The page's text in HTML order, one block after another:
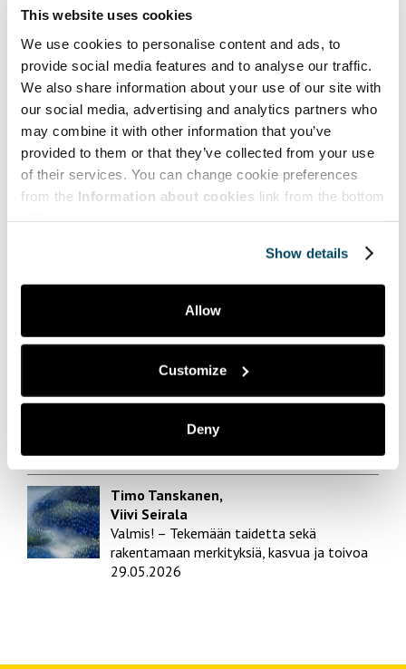
This website uses cookies
We use cookies to personalise content and ads, to
provide social media features and to analyse our traffic.
We also share information about your use of our site with
our social media, advertising and analytics partners who
may combine it with other information that you’ve
provided to them or that they’ve collected from your use
of their services. You can change cookie preferences
from the Information about cookies link from the bottom
Show details
Allow
Customize
Deny
Suosituimmat | Most popular
Dilukshi Soysa,
Tommy Lyons,
Johanna Berg
Melodic project promotes mental health
among young adults with cancer
Petri Lappalainen
Taiteilijaidentiteetin rakentuminen
Marja Jälkö
Lasten ja aikuisten jaetut äänipolut – Mikä
kulttuurin asema varhaiskasvatuksessa?
28.05.2026
Timo Tanskanen,
Viivi Seirala
Valmis! – Tekemään taidetta sekä
rakentamaan merkityksiä, kasvua ja toivoa
29.05.2026